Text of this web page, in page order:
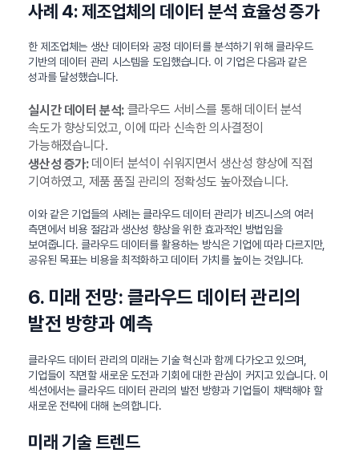
사례 4: 제조업체의 데이터 분석 효율성 증가
한 제조업체는 생산 데이터와 공정 데이터를 분석하기 위해 클라우드
기반의 데이터 관리 시스템을 도입했습니다. 이 기업은 다음과 같은
성과를 달성했습니다.
실시간 데이터 분석:클라우드 서비스를 통해 데이터 분석
속도가 향상되었고, 이에 따라 신속한 의사결정이
가능해졌습니다.
생산성 증가:데이터 분석이 쉬워지면서 생산성 향상에 직접
기여하였고, 제품 품질 관리의 정확성도 높아졌습니다.
이와 같은 기업들의 사례는 클라우드 데이터 관리가 비즈니스의 여러
측면에서 비용 절감과 생산성 향상을 위한 효과적인 방법임을
보여줍니다. 클라우드 데이터를 활용하는 방식은 기업에 따라 다르지만,
공유된 목표는 비용을 최적화하고 데이터 가치를 높이는 것입니다.
6. 미래 전망: 클라우드 데이터 관리의
발전 방향과 예측
클라우드 데이터 관리의 미래는 기술 혁신과 함께 다가오고 있으며,
기업들이 직면할 새로운 도전과 기회에 대한 관심이 커지고 있습니다. 이
섹션에서는 클라우드 데이터 관리의 발전 방향과 기업들이 채택해야 할
새로운 전략에 대해 논의합니다.
미래 기술 트렌드